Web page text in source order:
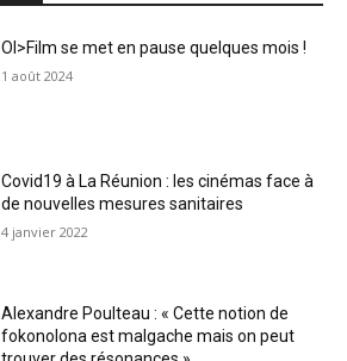
OI>Film se met en pause quelques mois !
1 août 2024
Covid19 à La Réunion : les cinémas face à
de nouvelles mesures sanitaires
4 janvier 2022
Alexandre Poulteau : « Cette notion de
fokonolona est malgache mais on peut